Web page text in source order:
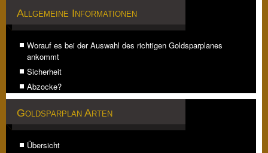
Allgemeine Informationen
Worauf es bei der Auswahl des richtigen Goldsparplanes
ankommt
Sicherheit
Abzocke?
Goldsparplan Arten
Übersicht